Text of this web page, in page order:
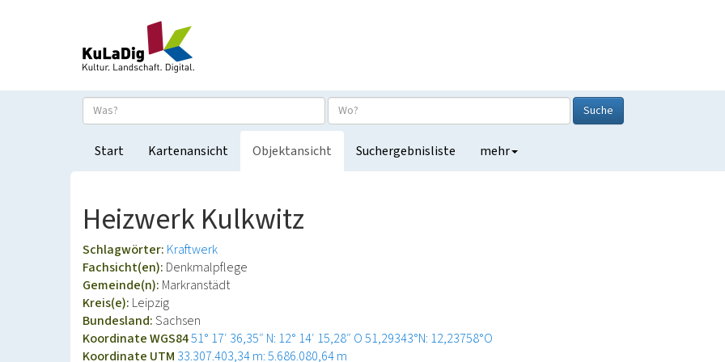
Suche
Start Kartenansicht Objektansicht Suchergebnisliste mehr
Heizwerk Kulkwitz
Schlagwörter: Kraftwerk
Fachsicht(en): Denkmalpflege
Gemeinde(n): Markranstädt
Kreis(e): Leipzig
Bundesland:Sachsen
Koordinate WGS8451° 17′ 36,35″ N: 12° 14′ 15,28″ O51,29343°N: 12,23758°O
Koordinate UTM 33.307.403,34 m: 5.686.080,64 m